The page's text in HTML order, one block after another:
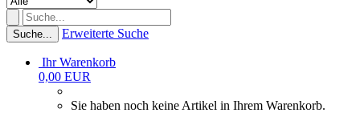
Suche... Erweiterte Suche
Ihr Warenkorb
0,00 EUR
Sie haben noch keine Artikel in Ihrem Warenkorb.